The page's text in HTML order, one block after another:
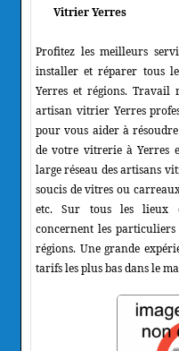
Vitrier Yerres
Profitez les meilleurs
installer et réparer tous
Yerres et régions. Travail
artisan vitrier Yerres
pour vous aider à
de votre vitrerie à Yerres
large réseau des artisans
soucis de vitres ou
etc. Sur tous les lieux
concernent les particuliers
régions. Une grande
tarifs les plus bas dans le